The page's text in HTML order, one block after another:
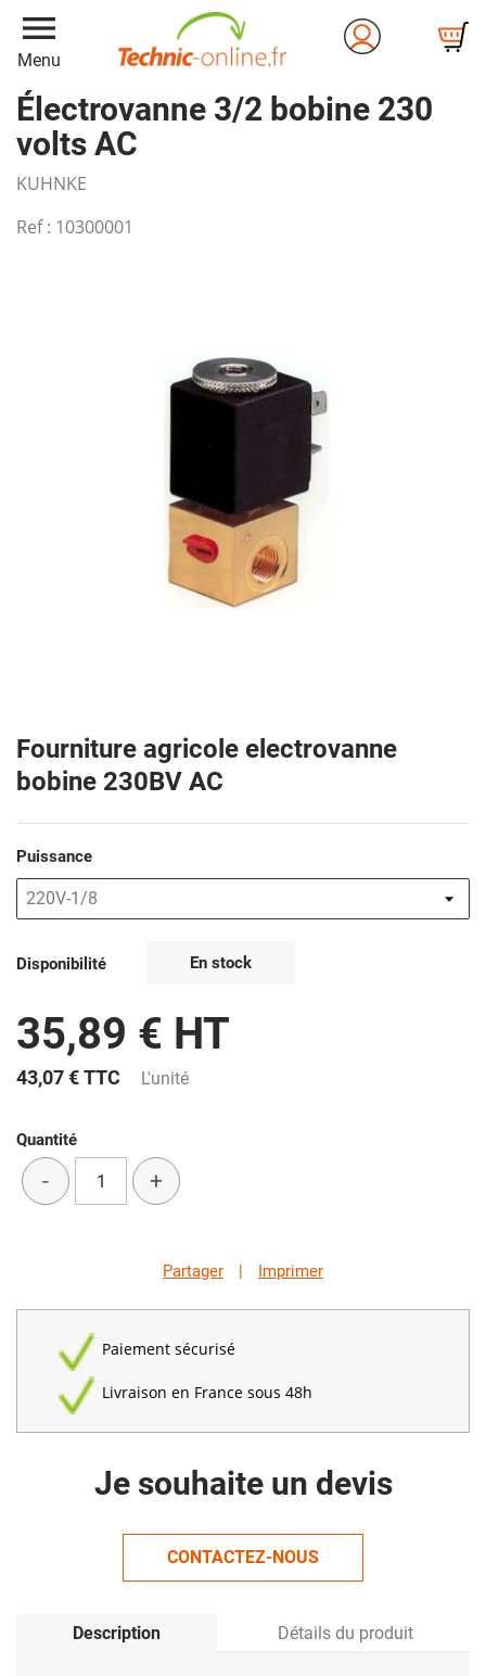
menu
Menu
Électrovanne 3/2 bobine 230
volts AC
KUHNKE
Ref : 10300001
Fourniture agricole electrovanne
bobine 230BV AC
Puissance
Disponibilité En stock
35,89 € HT
43,07 €TTC L'unité
Quantité
- +
Partager | Imprimer
Paiement sécurisé
Livraison en France sous 48h
Je souhaite un devis
CONTACTEZ-NOUS
Description Détails du produit